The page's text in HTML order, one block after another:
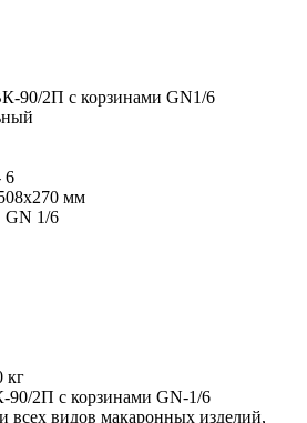
90/2П с корзинами GN1/6
6
мм
GN 1/6
кг
90/2П с корзинами GN-1/6
всех видов макаронных изделий,